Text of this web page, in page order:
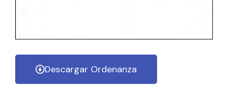
Descargar Ordenanza